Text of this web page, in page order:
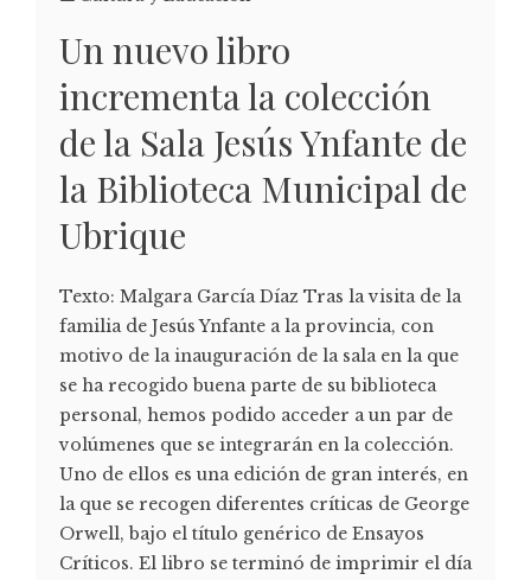
Un nuevo libro
incrementa la colección
de la Sala Jesús Ynfante de
la Biblioteca Municipal de
Ubrique
Texto: Malgara García Díaz Tras la visita de la
familia de Jesús Ynfante a la provincia, con
motivo de la inauguración de la sala en la que
se ha recogido buena parte de su biblioteca
personal, hemos podido acceder a un par de
volúmenes que se integrarán en la colección.
Uno de ellos es una edición de gran interés, en
la que se recogen diferentes críticas de George
Orwell, bajo el título genérico de Ensayos
Críticos. El libro se terminó de imprimir el día